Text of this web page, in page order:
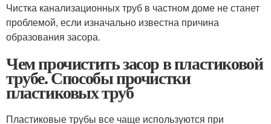
Чистка канализационных труб в частном доме не станет
проблемой, если изначально известна причина
образования засора.
Чем прочистить засор в пластиковой
трубе. Способы прочистки
пластиковых труб
Пластиковые трубы все чаще используются при